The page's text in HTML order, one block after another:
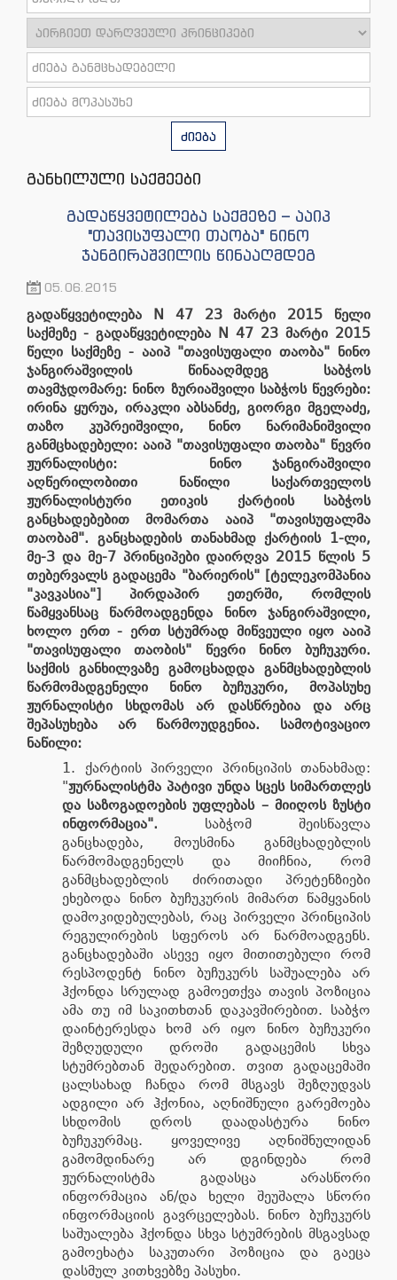
ძიება
განხილული საქმეები
გადაწყვეტილება საქმეზე – ააიპ
"თავისუფალი თაობა" ნინო
ჯანგირაშვილის წინააღმდეგ
05.06.2015
გადაწყვეტილება N 47 23 მარტი 2015
წელი
საქმეზე - გადაწყვეტილება N 47 23 მარტი 2015
წელი საქმეზე - ააიპ "თავისუფალი თაობა" ნინო
ჯანგირაშვილის წინააღმდეგ
საბჭოს
თავმჯდომარე: ნინო ზურიაშვილი საბჭოს წევრები:
ირინა ყურუა, ირაკლი აბსანძე, გიორგი მგელაძე,
თაზო კუპრეიშვილი, ნინო ნარიმანიშვილი
განმცხადებელი: ააიპ "თავისუფალი თაობა" წევრი
ჟურნალისტი: ნინო ჯანგირაშვილი
აღწერილობითი ნაწილი საქართველოს
ჟურნალისტური ეთიკის ქარტიის საბჭოს
განცხადებებით მომართა ააიპ "თავისუფალმა
თაობამ". განცხადების თანახმად ქარტიის 1-ლი,
მე-3 და მე-7 პრინციპები დაირღვა 2015 წლის 5
თებერვალს გადაცემა "ბარიერის" [ტელეკომპანია
"კავკასია"] პირდაპირ ეთერში, რომლის
წამყვანსაც წარმოადგენდა ნინო ჯანგირაშვილი,
ხოლო ერთ - ერთ სტუმრად მიწვეული იყო ააიპ
"თავისუფალი თაობის" წევრი ნინო ბუჩუკური.
საქმის განხილვაზე გამოცხადდა განმცხადებლის
წარმომადგენელი ნინო ბუჩუკური, მოპასუხე
ჟურნალისტი სხდომას არ დასწრებია და არც
შეპასუხება არ წარმოუდგენია. სამოტივაციო
ნაწილი:
ქარტიის პირველი პრინციპის თანახმად:
"ჟურნალისტმა პატივი უნდა სცეს სიმართლეს
და საზოგადოების უფლებას – მიიღოს ზუსტი
ინფორმაცია". საბჭომ შეისწავლა
განცხადება, მოუსმინა განმცხადებლის
წარმომადგენელს და მიიჩნია, რომ
განმცხადებლის ძირითადი პრეტენზიები
ეხებოდა ნინო ბუჩუკურის მიმართ წამყვანის
დამოკიდებულებას, რაც პირველი პრინციპის
რეგულირების სფეროს არ წარმოადგენს.
განცხადებაში ასევე იყო მითითებული რომ
რესპოდენტ ნინო ბუჩუკურს საშუალება არ
ჰქონდა სრულად გამოეთქვა თავის პოზიცია
ამა თუ იმ საკითხთან დაკავშირებით. საბჭო
დაინტერესდა ხომ არ იყო ნინო ბუჩუკური
შეზღუდული დროში გადაცემის სხვა
სტუმრებთან შედარებით. თვით გადაცემაში
ცალსახად ჩანდა რომ მსგავს შეზღუდვას
ადგილი არ ჰქონია, აღნიშნული გარემოება
სხდომის დროს დაადასტურა ნინო
ბუჩუკურმაც. ყოველივე აღნიშნულიდან
გამომდინარე არ დგინდება რომ
ჟურნალისტმა გადასცა არასწორი
ინფორმაცია ან/და ხელი შეუშალა სწორი
ინფორმაციის გავრცელებას. ნინო ბუჩუკურს
საშუალება ჰქონდა სხვა სტუმრების მსგავსად
გამოეხატა საკუთარი პოზიცია და გაეცა
დასმულ კითხვებზე პასუხი.